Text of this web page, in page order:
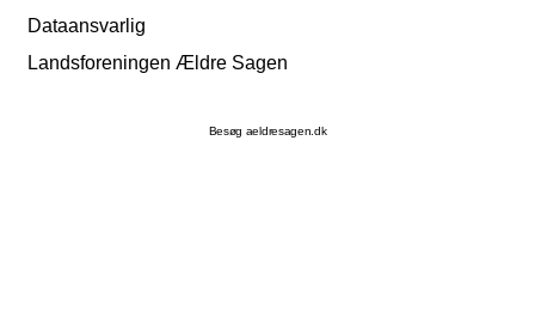
Dataansvarlig
Landsforeningen Ældre Sagen
Besøg aeldresagen.dk